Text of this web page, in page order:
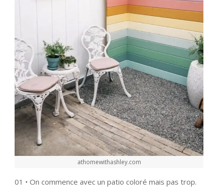
athomewithashley.com
01 • On commence avec un patio coloré mais pas trop.